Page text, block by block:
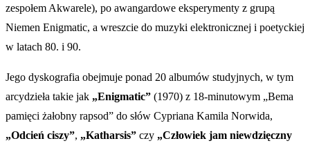
zespołem Akwarele), po awangardowe eksperymenty z grupą
Niemen Enigmatic, a wreszcie do muzyki elektronicznej i poetyckiej
w latach 80. i 90.
Jego dyskografia obejmuje ponad 20 albumów studyjnych, w tym
arcydzieła takie jak „Enigmatic” (1970) z 18-minutowym „Bema
pamięci żałobny rapsod” do słów Cypriana Kamila Norwida,
„Odcień ciszy”, „Katharsis” czy „Człowiek jam niewdzięczny